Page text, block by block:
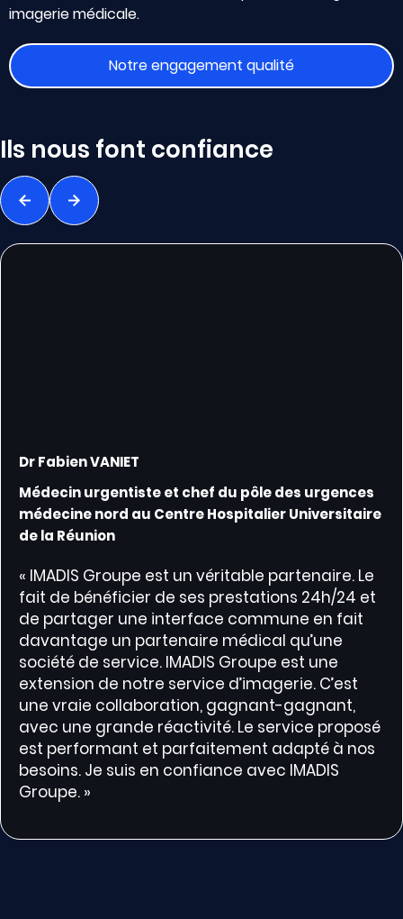
imagerie médicale.
Notre engagement qualité
Ils nous font confiance
Précédent
Suivant
Dr Fabien VANIET
Médecin urgentiste et chef du pôle des urgences
médecine nord au Centre Hospitalier Universitaire
de la Réunion
« IMADIS Groupe est un véritable partenaire. Le
fait de bénéficier de ses prestations 24h/24 et
de partager une interface commune en fait
davantage un partenaire médical qu’une
société de service. IMADIS Groupe est une
extension de notre service d’imagerie. C’est
une vraie collaboration, gagnant-gagnant,
avec une grande réactivité. Le service proposé
est performant et parfaitement adapté à nos
besoins. Je suis en confiance avec IMADIS
Groupe. »